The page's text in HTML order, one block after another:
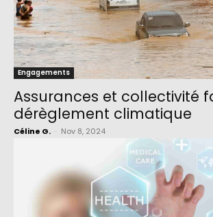
Engagements
Assurances et collectivité
dérèglement climatique
Céline G. Nov 8, 2024